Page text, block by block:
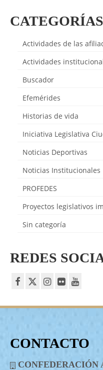
CATEGORÍAS
Actividades de las
Actividades
Buscador
Efemérides
Historias de vida
Iniciativa Legislativa
Noticias Deportivas
Noticias Institucionales
PROFEDES
Proyectos legislativos
Sin categoría
REDES
CONTACTO
CONFEDERACIÓN